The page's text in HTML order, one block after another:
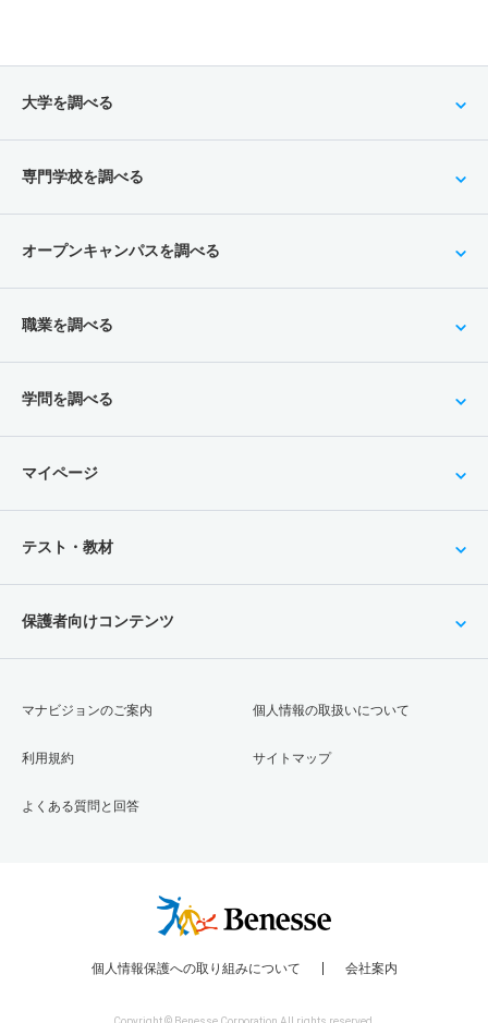
大学を調べる
専門学校を調べる
オープンキャンパスを調べる
職業を調べる
学問を調べる
マイページ
テスト・教材
保護者向けコンテンツ
マナビジョンのご案内
利用規約
よくある質問と回答
個人情報の取扱いについて
サイトマップ
個人情報保護への取り組みについて 会社案内